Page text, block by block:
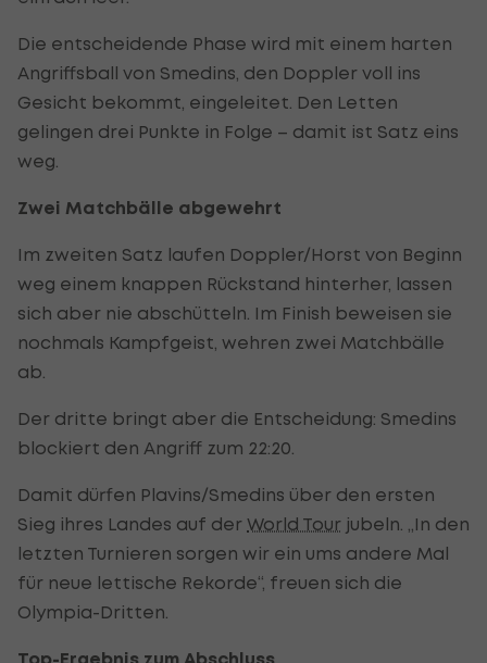
Die entscheidende Phase wird mit einem harten
Angriffsball von Smedins, den Doppler voll ins
Gesicht bekommt, eingeleitet. Den Letten
gelingen drei Punkte in Folge – damit ist Satz eins
weg.
Zwei Matchbälle abgewehrt
Im zweiten Satz laufen Doppler/Horst von Beginn
weg einem knappen Rückstand hinterher, lassen
sich aber nie abschütteln. Im Finish beweisen sie
nochmals Kampfgeist, wehren zwei Matchbälle
ab.
Der dritte bringt aber die Entscheidung: Smedins
blockiert den Angriff zum 22:20.
Damit dürfen Plavins/Smedins über den ersten
Sieg ihres Landes auf der World Tour jubeln. „In den
letzten Turnieren sorgen wir ein ums andere Mal
für neue lettische Rekorde“, freuen sich die
Olympia-Dritten.